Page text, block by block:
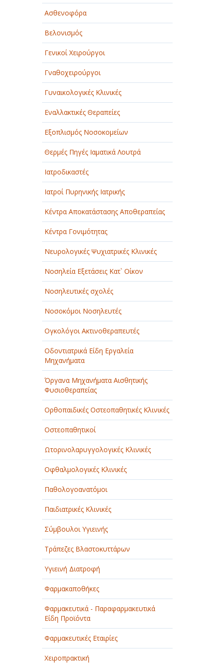
Ασθενοφόρα
Βελονισμός
Γενικοί Χειρούργοι
Γναθοχειρούργοι
Γυναικολογικές Κλινικές
Εναλλακτικές Θεραπείες
Εξοπλισμός Νοσοκομείων
Θερμές Πηγές Ιαματικά Λουτρά
Ιατροδικαστές
Ιατροί Πυρηνικής Ιατρικής
Κέντρα Αποκατάστασης Αποθεραπείας
Κέντρα Γονιμότητας
Νευρολογικές Ψυχιατρικές Κλινικές
Νοσηλεία Εξετάσεις Κατ` Οίκον
Νοσηλευτικές σχολές
Νοσοκόμοι Νοσηλευτές
Ογκολόγοι Ακτινοθεραπευτές
Οδοντιατρικά Είδη Εργαλεία
Μηχανήματα
Όργανα Μηχανήματα Αισθητικής
Φυσιοθεραπείας
Ορθοπαιδικές Οστεοπαθητικές Κλινικές
Οστεοπαθητικοί
Ωτορινολαρυγγολογικές Κλινικές
Οφθαλμολογικές Κλινικές
Παθολογοανατόμοι
Παιδιατρικές Κλινικές
Σύμβουλοι Υγιεινής
Τράπεζες Βλαστοκυττάρων
Υγιεινή Διατροφή
Φαρμακαποθήκες
Φαρμακευτικά - Παραφαρμακευτικά
Είδη Προϊόντα
Φαρμακευτικές Εταιρίες
Χειροπρακτική